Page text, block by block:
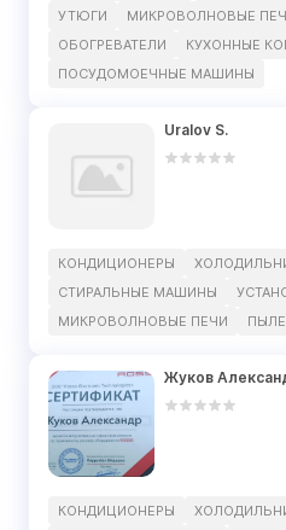
УТЮГИ
МИКРОВОЛНОВЫЕ
ОБОГРЕВАТЕЛИ
КУХОННЫЕ
ПОСУДОМОЕЧНЫЕ МАШИНЫ
Uralov S.
КОНДИЦИОНЕРЫ
СТИРАЛЬНЫЕ МАШИНЫ
МИКРОВОЛНОВЫЕ ПЕЧИ
Жуков
КОНДИЦИОНЕРЫ